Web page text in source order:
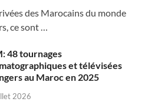
des Marocains du monde
ce sont …
48 tournages
et télévisées
au Maroc en 2025
2026